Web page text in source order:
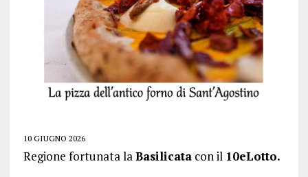
10 GIUGNO 2026
Regione fortunata laBasilicatacon il 10eLotto.